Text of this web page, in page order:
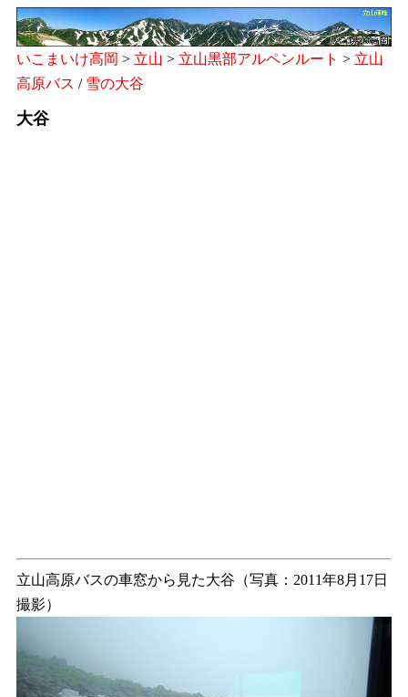
いこまいけ高岡 > 立山 > 立山黒部アルペンルート > 立山
高原バス / 雪の大谷
大谷
立山高原バスの車窓から見た大谷（写真：2011年8月17日
撮影）